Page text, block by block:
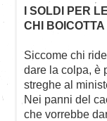
I SOLDI PER
CHI BOICOTTA
Siccome chi
dare la colpa, è
streghe al
Nei panni del
che vorrebbe